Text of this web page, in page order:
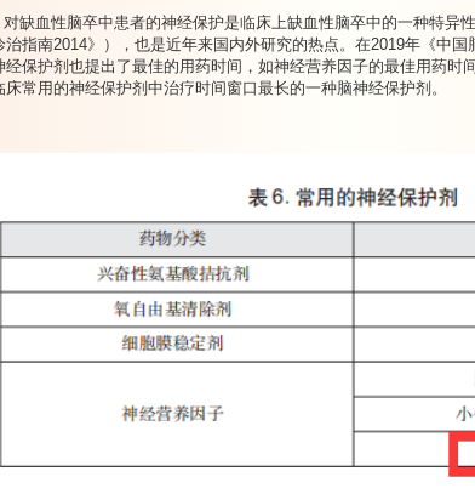
对缺血性脑卒中患者的神经保护是临床上缺血性脑卒中的一种特异
治指南2014》），也是近年来国内外研究的热点。在2019年《中
经保护剂也提出了最佳的用药时间，如神经营养因子的最佳用药时
床常用的神经保护剂中治疗时间窗口最长的一种脑神经保护剂。